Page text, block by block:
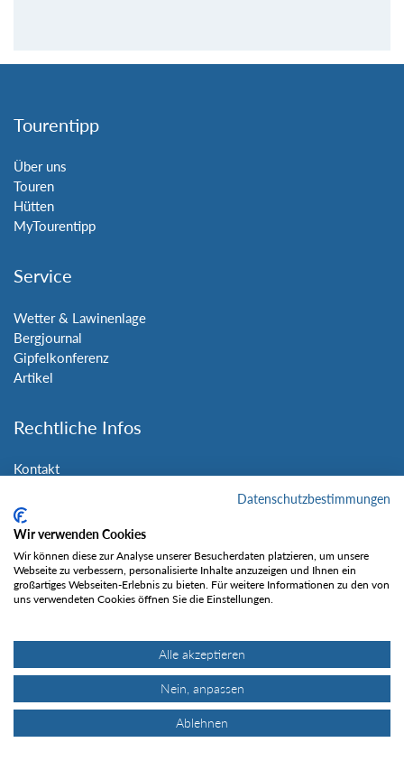
Tourentipp
Über uns
Touren
Hütten
MyTourentipp
Service
Wetter & Lawinenlage
Bergjournal
Gipfelkonferenz
Artikel
Rechtliche Infos
Kontakt
Datenschutz
Nutzungsbedingungen
Sitemap
Social Media
Datenschutzbestimmungen
Wir verwenden Cookies
Wir können diese zur Analyse unserer Besucherdaten platzieren, um unsere
Webseite zu verbessern, personalisierte Inhalte anzuzeigen und Ihnen ein
großartiges Webseiten-Erlebnis zu bieten. Für weitere Informationen zu den von
uns verwendeten Cookies öffnen Sie die Einstellungen.
Alle akzeptieren
Nein, anpassen
Ablehnen